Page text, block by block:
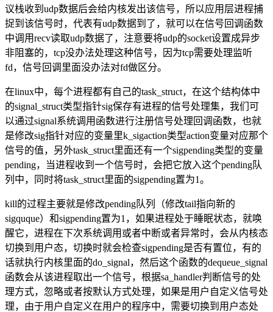
议栈收到udp数据后会给内核发出该信号，所以应用层进程捕
捉到该信号时，代表有udp数据到了，就可以在信号回调函数
中调用recv读取udp数据了，注意要将udp的socket设置成异步
非阻塞的，tcp没办法处理这种信号，因为tcp需要处理监听
fd，信号回调里面没办法对fd做区分。
在linux中，每个进程都有自己的task_struct，在这个结构体中
的signal_struct类型指针sig保存有进程的信号处理集，我们可
以通过signal系统调用函数进行注册信号处理回调函数，也就
是修改sig指针对应的变量里k_sigaction类型action变量对应那个
信号的值，另外task_struct里面还有一个sigpending类型的变量
pending，当进程收到一个信号时，会把它放入这个pending队
列中，同时将task_struct里面的sigpending置为1。
kill的过程主要就是修改pending队列（修改tail指向新的
sigquque）和sigpending置为1，如果进程处于睡眠状态，就唤
醒它，进程在下次系统调用或者中断或者异常时，会从内核态
切换到用户态，切换时就会检查sigpending是否有置位，有的
话就执行内核里面的do_signal，然后这个函数的dequeue_signal
函数会从该进程取出一个信号，根据sa_handler判断信号的处
理方式，忽略或者按默认方式处理，如果是用户自定义信号处
理，由于用户自定义在用户的程序中，需要切换到用户态处